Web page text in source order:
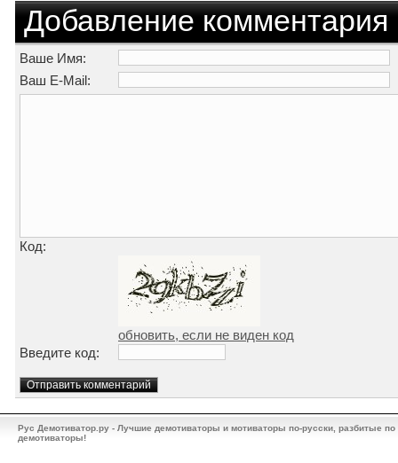
Добавление комментария
Ваше Имя:
Ваш E-Mail:
Код:
обновить, если не виден код
Введите код:
Рус Демотиватор.ру - Лучшие демотиваторы и мотиваторы по-русски, разбитые
демотиваторы!